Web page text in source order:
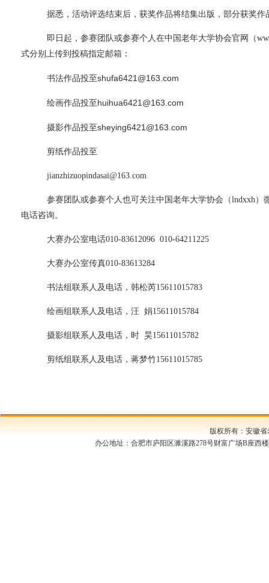
据悉，活动评选结束后，获奖作品将结集出版，部分获奖作
即日起，参赛团队或参赛个人在中国老年大学协会官网（
式分别上传到投稿指定邮箱 ：
书法作品投至shufa6421@163.com
绘画作品投至 huihua6421@163.com
摄影作品投至sheying6421@163.com
剪纸作品投至
jianzhizuopindasai@163.com
参赛团队或参赛个人也可关注中国老年大学协会（lndxxh）
电话咨询。
大赛办公室电话010-83612096 010-64211225
大赛办公室传真010-83613284
书法组联系人及电话，韩松芮15611015783
绘画组联系人及电话，汪 娟15611015784
摄影组联系人及电话，时 昊15611015782
剪纸组联系人及电话，蒋梦竹15611015785
版权所有：安徽
办公地址：合肥市庐阳区濉溪路278号财富广场B座西